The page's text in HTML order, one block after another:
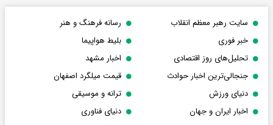
سایت رهبر معظم انقلاب
رسانه فرهنگ و هنر
خبر فوری
بلیط هواپیما
تحلیل‌های روز اقتصادی
اخبار مشهد
جنجالی‌ترین اخبار حوادث
قیمت میلگرد اصفهان
دنیای ورزش
ترانه و موسیقی
اخبار ایران و جهان
دنیای فناوری